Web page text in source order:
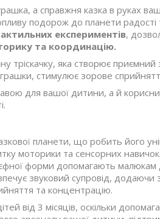
а справжня казка в руках
подорож до планети радості
експериментів,
та координацію.
тріскачку, яка створює
стимулює зорове
для вашої дитини, а й
планети, що робить його
моторики та сенсорних навичок.
форми допомагають малюкам
звуковий супровід,
та концентрацію.
від 3 місяців, оскільки